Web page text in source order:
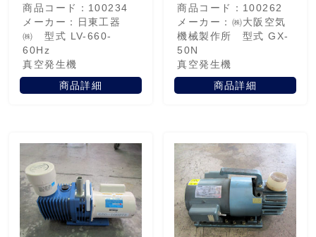
商品コード：100234
メーカー：日東工器
㈱ 型式 LV-660-
60Hz
真空発生機
商品詳細
商品コード：100262
メーカー：㈱大阪空気
機械製作所 型式 GX-
50N
真空発生機
商品詳細